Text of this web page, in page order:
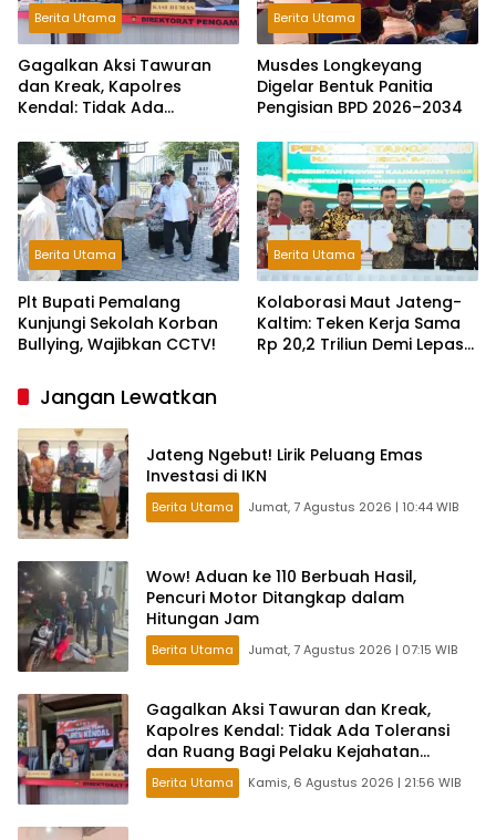
Berita Utama
Gagalkan Aksi Tawuran
dan Kreak, Kapolres
Kendal: Tidak Ada
Pelaku Kejahatan Jalanan
Berita Utama
Musdes Longkeyang
Digelar Bentuk Panitia
Pengisian BPD 2026–2034
Berita Utama
Plt Bupati Pemalang
Kunjungi Sekolah Korban
Bullying, Wajibkan CCTV!
Berita Utama
Kolaborasi Maut Jateng-
Kaltim: Teken Kerja Sama
Rp 20,2 Triliun Demi Lepas
Jangan Lewatkan
Jateng Ngebut! Lirik Peluang Emas
Investasi di IKN
Berita Utama Jumat, 7 Agustus 2026 | 10:44 WIB
Wow! Aduan ke 110 Berbuah Hasil,
Pencuri Motor Ditangkap dalam
Hitungan Jam
Berita Utama Jumat, 7 Agustus 2026 | 07:15 WIB
Gagalkan Aksi Tawuran dan Kreak,
Kapolres Kendal: Tidak Ada Toleransi
dan Ruang Bagi Pelaku Kejahatan
Jalanan
Berita Utama Kamis, 6 Agustus 2026 | 21:56 WIB